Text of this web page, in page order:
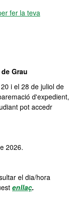
fer la teva
Grau
i el 28 de juliol de
d'expedient,
pot accedr
2026.
el dia/hora
enllaç.